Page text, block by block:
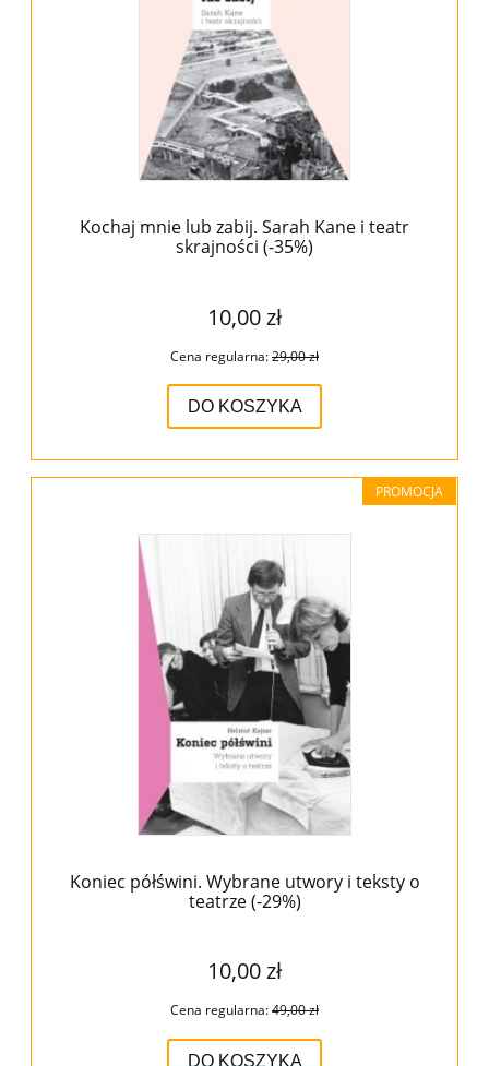
Kochaj mnie lub zabij. Sarah Kane i teatr
skrajności (-35%)
10,00 zł
Cena regularna:29,00 zł
DO KOSZYKA
Koniec półświni. Wybrane utwory i teksty o
teatrze (-29%)
10,00 zł
Cena regularna:49,00 zł
DO KOSZYKA
PROMOCJA